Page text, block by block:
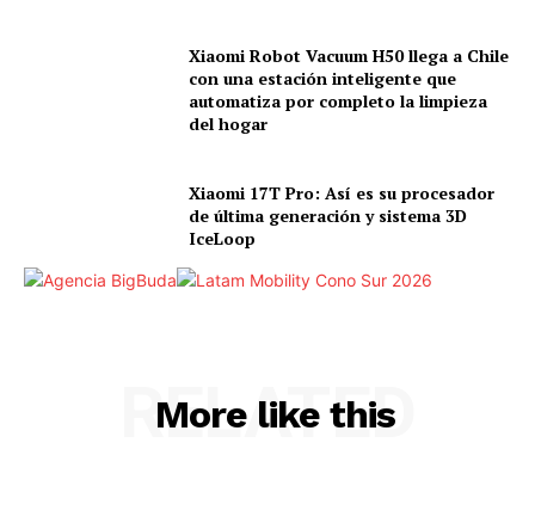
Xiaomi Robot Vacuum H50 llega a Chile
con una estación inteligente que
automatiza por completo la limpieza
del hogar
Xiaomi 17T Pro: Así es su procesador
de última generación y sistema 3D
IceLoop
More like this
RELATED